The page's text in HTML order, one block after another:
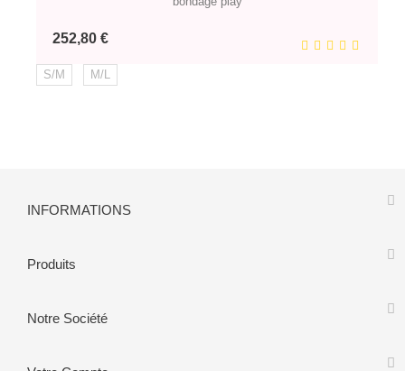
252,80 €Prix
S/M M/L
INFORMATIONS
Produits
Notre Société